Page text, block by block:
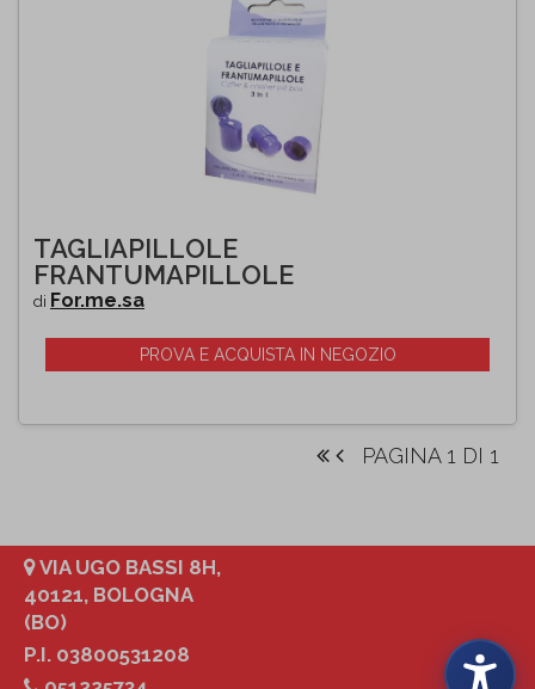
TAGLIAPILLOLE
FRANTUMAPILLOLE
di For.me.sa
PROVA E ACQUISTA IN NEGOZIO
PAGINA 1 DI 1
VIA UGO BASSI 8H,
40121, BOLOGNA
(BO)
P.I. 03800531208